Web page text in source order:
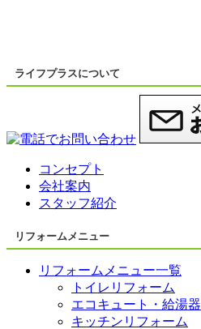
ライフプラスについて
コンセプト
会社案内
スタッフ紹介
リフォームメニュー
リフォームメニュー一覧
トイレリフォーム
エコキュート・給湯器
キッチンリフォーム